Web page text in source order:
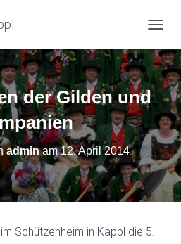
A
V
A
T
I
O
N
U
M
der Gilden und
adminam12. April 2014
Schützenheim in Kappl die 5.